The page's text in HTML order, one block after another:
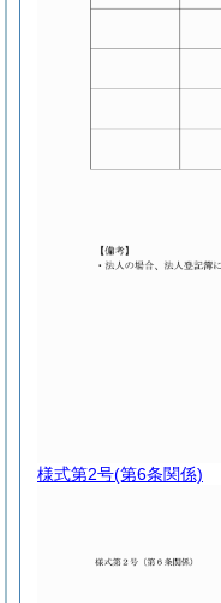
様式第2号(第6条関係)